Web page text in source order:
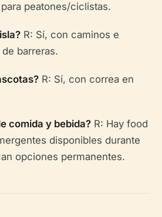
peatones/ciclistas.
R: Sí, con caminos e
barreras.
R: Sí, con correa en
comida y bebida? R: Hay food
disponibles durante
opciones permanentes.